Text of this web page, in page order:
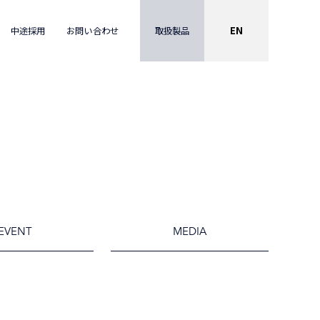
中途採用 お問い合わせ 取扱製品 EN
MEDIA